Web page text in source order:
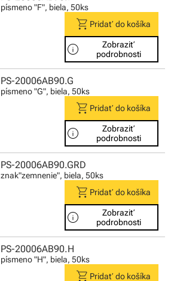
písmeno "F", biela, 50ks
shopping_cart Pridať do košíka
info
Zobraziť
podrobnosti
PS-20006AB90.G
písmeno "G", biela, 50ks
shopping_cart Pridať do košíka
info
Zobraziť
podrobnosti
PS-20006AB90.GRD
znak"zemnenie", biela, 50ks
shopping_cart Pridať do košíka
info
Zobraziť
podrobnosti
PS-20006AB90.H
písmeno "H", biela, 50ks
shopping_cart Pridať do košíka